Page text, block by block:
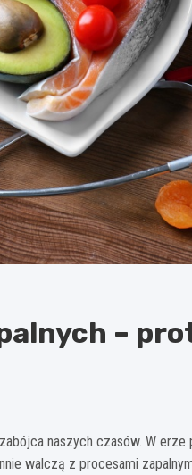
–
naszych czasów. W
walczą z procesami